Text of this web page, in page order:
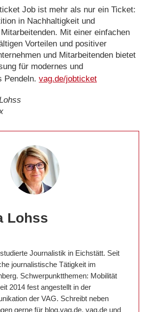
Job ist mehr als nur ein Ticket:
in Nachhaltigkeit und
Mit einer einfachen
Vorteilen und positiver
und Mitarbeitenden bietet
für modernes und
Pendeln. vag.de/jobticket
Lohss
Journalistik in Eichstätt. Seit
journalistische Tätigkeit im
Schwerpunktthemen: Mobilität
2014 fest angestellt in der
der VAG. Schreibt neben
gerne für blog.vag.de, vag.de und